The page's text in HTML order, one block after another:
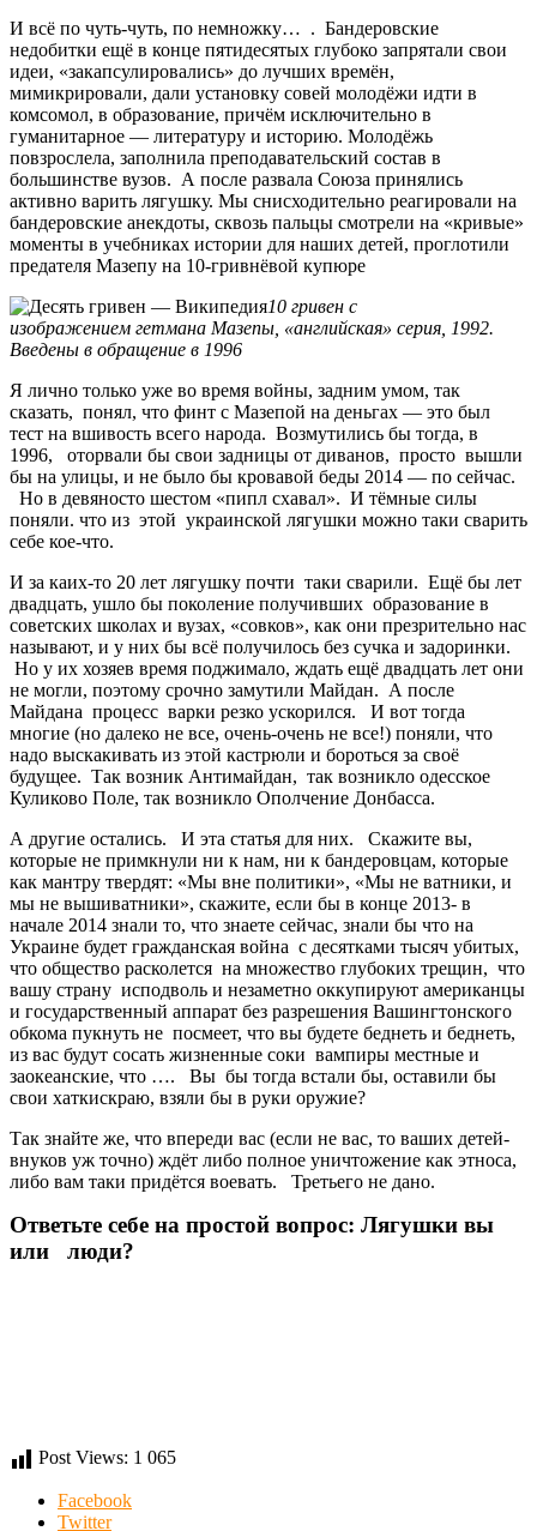
И всё по чуть-чуть, по немножку… . Бандеровские
недобитки ещё в конце пятидесятых глубоко запрятали свои
идеи, «закапсулировались» до лучших времён,
мимикрировали, дали установку совей молодёжи идти в
комсомол, в образование, причём исключительно в
гуманитарное — литературу и историю. Молодёжь
повзрослела, заполнила преподавательский состав в
большинстве вузов. А после развала Союза принялись
активно варить лягушку. Мы снисходительно реагировали на
бандеровские анекдоты, сквозь пальцы смотрели на «кривые»
моменты в учебниках истории для наших детей, проглотили
предателя Мазепу на 10-гривнёвой купюре
10 гривен с
изображением гетмана Мазепы, «английская» серия, 1992.
Введены в обращение в 1996
Я лично только уже во время войны, задним умом, так
сказать, понял, что финт с Мазепой на деньгах — это был
тест на вшивость всего народа. Возмутились бы тогда, в
1996, оторвали бы свои задницы от диванов, просто вышли
бы на улицы, и не было бы кровавой беды 2014 — по сейчас.
Но в девяносто шестом «пипл схавал». И тёмные силы
поняли. что из этой украинской лягушки можно таки сварить
себе кое-что.
И за каих-то 20 лет лягушку почти таки сварили. Ещё бы лет
двадцать, ушло бы поколение получивших образование в
советских школах и вузах, «совков», как они презрительно нас
называют, и у них бы всё получилось без сучка и задоринки.
Но у их хозяев время поджимало, ждать ещё двадцать лет они
не могли, поэтому срочно замутили Майдан. А после
Майдана процесс варки резко ускорился. И вот тогда
многие (но далеко не все, очень-очень не все!) поняли, что
надо выскакивать из этой кастрюли и бороться за своё
будущее. Так возник Антимайдан, так возникло одесское
Куликово Поле, так возникло Ополчение Донбасса.
А другие остались. И эта статья для них. Скажите вы,
которые не примкнули ни к нам, ни к бандеровцам, которые
как мантру твердят: «Мы вне политики», «Мы не ватники, и
мы не вышиватники», скажите, если бы в конце 2013- в
начале 2014 знали то, что знаете сейчас, знали бы что на
Украине будет гражданская война с десятками тысяч убитых,
что общество расколется на множество глубоких трещин, что
вашу страну исподволь и незаметно оккупируют американцы
и государственный аппарат без разрешения Вашингтонского
обкома пукнуть не посмеет, что вы будете беднеть и беднеть,
из вас будут сосать жизненные соки вампиры местные и
заокеанские, что …. Вы бы тогда встали бы, оставили бы
свои хаткискраю, взяли бы в руки оружие?
Так знайте же, что впереди вас (если не вас, то ваших детей-
внуков уж точно) ждёт либо полное уничтожение как этноса,
либо вам таки придётся воевать. Третьего не дано.
Ответьте себе на простой вопрос: Лягушки вы
или люди?
Post Views: 1 065
Facebook
Twitter